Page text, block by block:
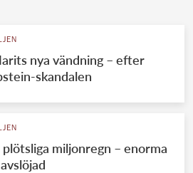
nya vändning – efter
skandalen
miljonregn – enorma